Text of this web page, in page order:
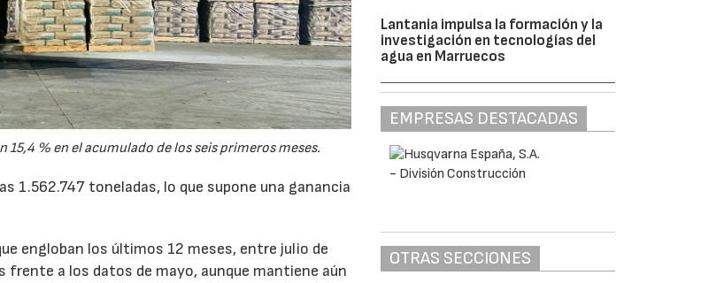
% en el acumulado de los seis primeros meses.
1.562.747 toneladas, lo que supone una ganancia
engloban los últimos 12 meses, entre julio de
a los datos de mayo, aunque mantiene aún
Lantania impulsa la formación y la
investigación en tecnologías del
agua en Marruecos
EMPRESAS DESTACADAS
OTRAS SECCIONES